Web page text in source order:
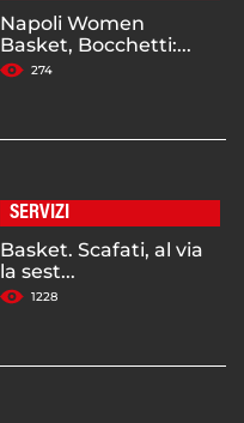
Napoli Women
Basket, Bocchetti:...
274
SERVIZI
Basket. Scafati, al via
la sest...
1228